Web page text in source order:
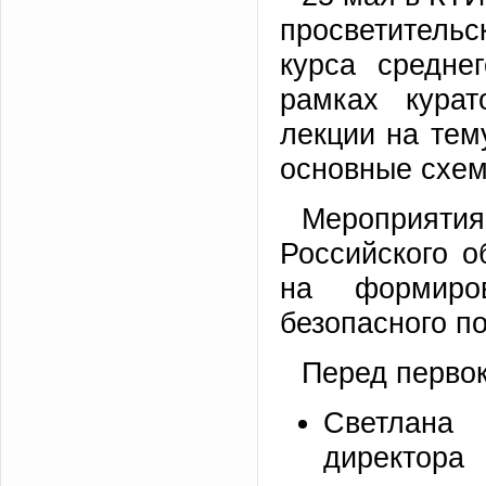
курса
рамках
лекции на
основные
Российского
на
безопасного
Перед
Светлана